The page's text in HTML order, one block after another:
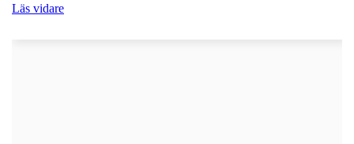
Läs vidare